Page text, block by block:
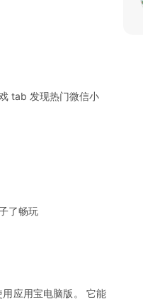
tab 发现热门微信小
了畅玩
应用宝电脑版。 它能